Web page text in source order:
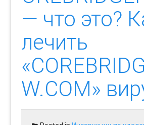
— что это?
лечить
W.COM»